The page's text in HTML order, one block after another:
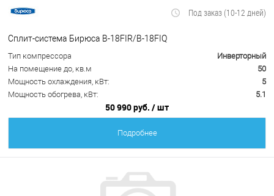
Под заказ (10-12 дней)
Сплит-система Бирюса B-18FIR/B-18FIQ
Тип компрессора
Инверторный
На помещение до, кв.м
50
Мощность охлаждения, кВт:
5
Мощность обогрева, кВт:
5.1
50 990 руб. / шт
Подробнее